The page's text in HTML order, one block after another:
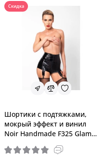
Скидка
Шортики с подтяжками,
мокрый эффект и винил
Noir Handmade F325 Glam
Suspender Wetlook and
Vinyl Shorts, S